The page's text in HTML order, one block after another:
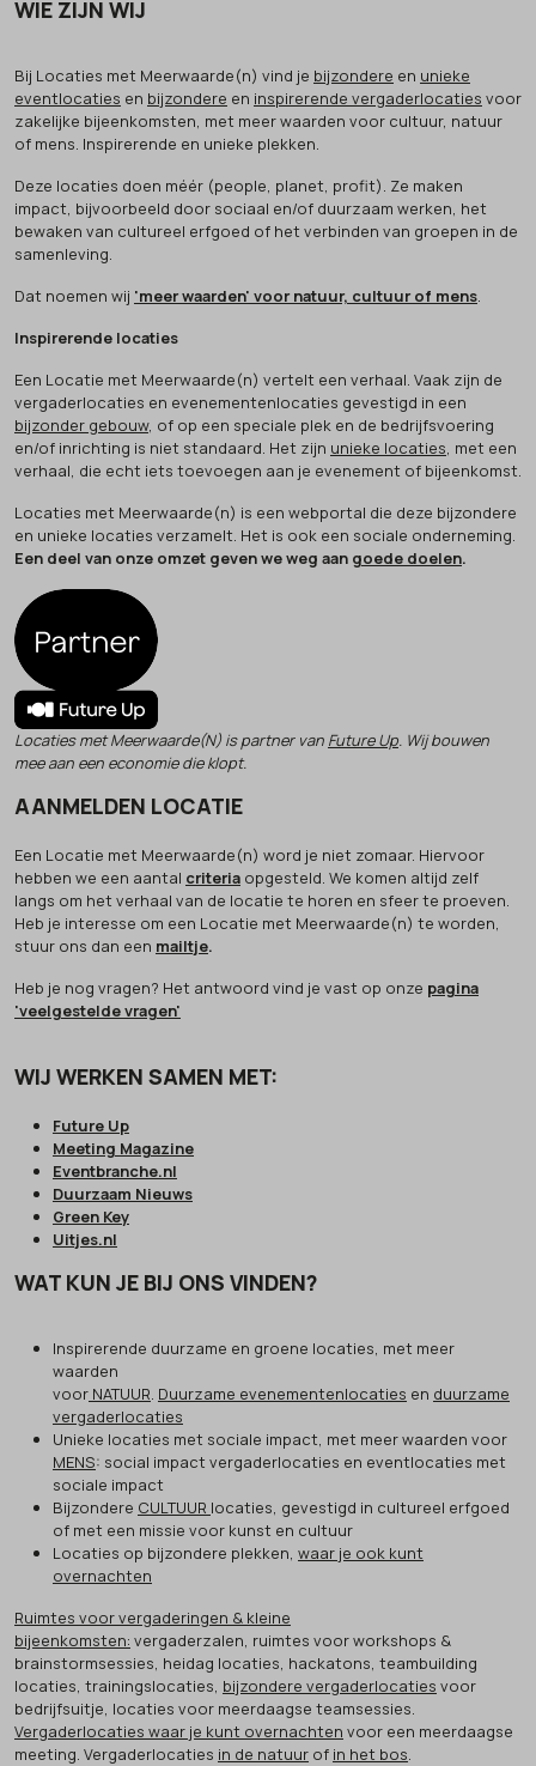
WIE ZIJN WIJ
Bij Locaties met Meerwaarde(n) vind je bijzondere en unieke
eventlocaties en bijzondere en inspirerende vergaderlocaties voor
zakelijke bijeenkomsten, met meer waarden voor cultuur, natuur
of mens. Inspirerende en unieke plekken.
Deze locaties doen méér (people, planet, profit). Ze maken
impact, bijvoorbeeld door sociaal en/of duurzaam werken, het
bewaken van cultureel erfgoed of het verbinden van groepen in de
samenleving.
Dat noemen wij 'meer waarden' voor natuur, cultuur of mens.
Inspirerende locaties
Een Locatie met Meerwaarde(n) vertelt een verhaal. Vaak zijn de
vergaderlocaties en evenementenlocaties gevestigd in een
bijzonder gebouw, of op een speciale plek en de bedrijfsvoering
en/of inrichting is niet standaard. Het zijn unieke locaties, met een
verhaal, die echt iets toevoegen aan je evenement of bijeenkomst.
Locaties met Meerwaarde(n) is een webportal die deze bijzondere
en unieke locaties verzamelt. Het is ook een sociale onderneming.
Een deel van onze omzet geven we weg aan goede doelen.
Locaties met Meerwaarde(N) is partner van Future Up. Wij bouwen
mee aan een economie die klopt.
AANMELDEN LOCATIE
Een Locatie met Meerwaarde(n) word je niet zomaar. Hiervoor
hebben we een aantal criteria opgesteld. We komen altijd zelf
langs om het verhaal van de locatie te horen en sfeer te proeven.
Heb je interesse om een Locatie met Meerwaarde(n) te worden,
stuur ons dan een mailtje.
Heb je nog vragen? Het antwoord vind je vast op onze pagina
'veelgestelde vragen'
WIJ WERKEN SAMEN MET:
Future Up
Meeting Magazine
Eventbranche.nl
Duurzaam Nieuws
Green Key
Uitjes.nl
WAT KUN JE BIJ ONS VINDEN?
Inspirerende duurzame en groene locaties, met meer
waarden
voor NATUUR. Duurzame evenementenlocaties en duurzame
vergaderlocaties
Unieke locaties met sociale impact, met meer waarden voor
MENS: social impact vergaderlocaties en eventlocaties met
sociale impact
Bijzondere CULTUUR locaties, gevestigd in cultureel erfgoed
of met een missie voor kunst en cultuur
Locaties op bijzondere plekken, waar je ook kunt
overnachten
Ruimtes voor vergaderingen & kleine
bijeenkomsten: vergaderzalen, ruimtes voor workshops &
brainstormsessies, heidag locaties, hackatons, teambuilding
locaties, trainingslocaties, bijzondere vergaderlocaties voor
bedrijfsuitje, locaties voor meerdaagse teamsessies.
Vergaderlocaties waar je kunt overnachten voor een meerdaagse
meeting. Vergaderlocaties in de natuur of in het bos.